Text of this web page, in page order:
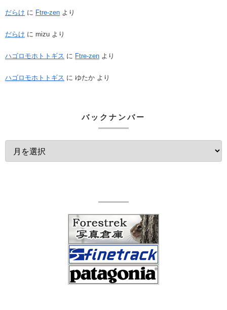
だらけ に Ftre-zen より
だらけ に mizu より
ハゴロモホトトギス に Ftre-zen より
ハゴロモホトトギス に ゆたか より
バックナンバー